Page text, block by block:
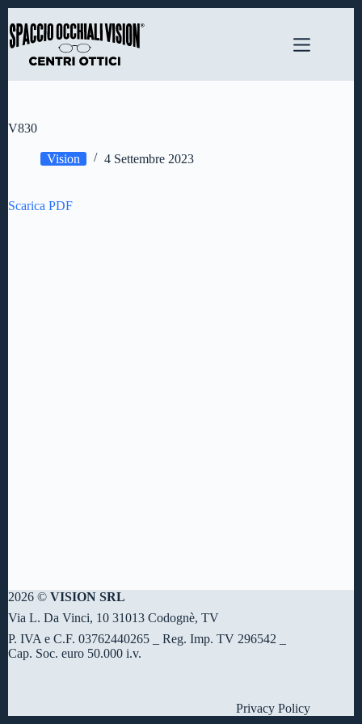
al
contenuto
V830
Vision 4 Settembre 2023
Scarica PDF
2026 © VISION SRL
Via L. Da Vinci, 10 31013 Codognè, TV
P. IVA e C.F. 03762440265 _ Reg. Imp. TV 296542 _
Cap. Soc. euro 50.000 i.v.
Privacy Policy